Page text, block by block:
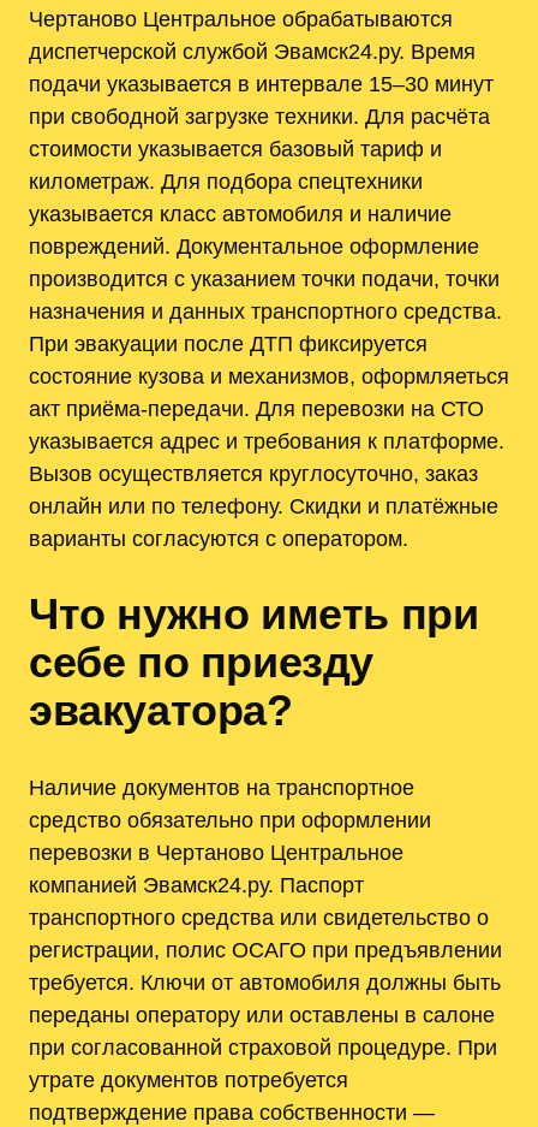
Чертаново Центральное обрабатываются
диспетчерской службой Эвамск24.ру. Время
подачи указывается в интервале 15–30 минут
при свободной загрузке техники. Для расчёта
стоимости указывается базовый тариф и
километраж. Для подбора спецтехники
указывается класс автомобиля и наличие
повреждений. Документальное оформление
производится с указанием точки подачи, точки
назначения и данных транспортного средства.
При эвакуации после ДТП фиксируется
состояние кузова и механизмов, оформляеться
акт приёма-передачи. Для перевозки на СТО
указывается адрес и требования к платформе.
Вызов осуществляется круглосуточно, заказ
онлайн или по телефону. Скидки и платёжные
варианты согласуются с оператором.
Что нужно иметь при
себе по приезду
эвакуатора?
Наличие документов на транспортное
средство обязательно при оформлении
перевозки в Чертаново Центральное
компанией Эвамск24.ру. Паспорт
транспортного средства или свидетельство о
регистрации, полис ОСАГО при предъявлении
требуется. Ключи от автомобиля должны быть
переданы оператору или оставлены в салоне
при согласованной страховой процедуре. При
утрате документов потребуется
подтверждение права собственности —